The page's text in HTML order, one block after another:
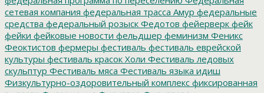
сетевая компания федеральная трасса Амур федеральные
средства федеральный розыск Федотов фейерверк фейк
фейки фейковые новости фельдшер феминизм Феникс
Феоктистов фермеры фестиваль фестиваль еврейской
культуры фестиваль красок Холи Фестиваль ледовых
скульптур Фестиваль мяса Фестиваль языка идиш
Физкультурно-оздоровительный комплекс фиксированная